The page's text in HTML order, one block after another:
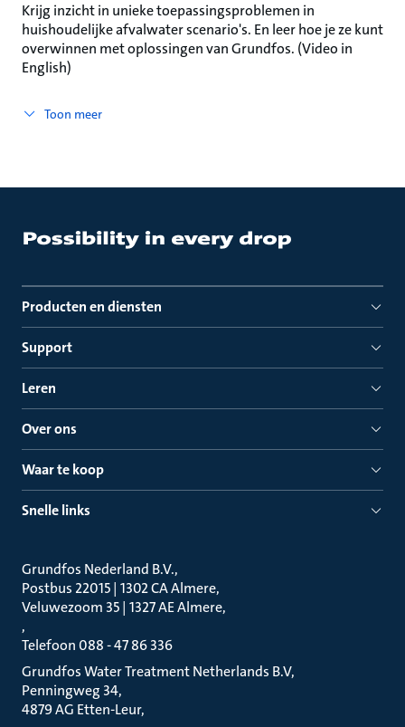
Krijg inzicht in unieke toepassingsproblemen in
huishoudelijke afvalwater scenario's. En leer hoe je ze kunt
overwinnen met oplossingen van Grundfos. (Video in
English)
Toon meer
Producten en diensten
Support
Leren
Over ons
Waar te koop
Snelle links
Grundfos Nederland B.V.
Postbus 22015 | 1302 CA Almere
Veluwezoom 35 | 1327 AE Almere
Telefoon 088 - 47 86 336
Grundfos Water Treatment Netherlands B.V
Penningweg 34
4879 AG Etten-Leur